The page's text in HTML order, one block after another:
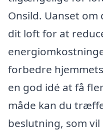
Onsild. Uanset
dit loft for at
forbedre
en god idé at få
måde kan du
beslutning, som